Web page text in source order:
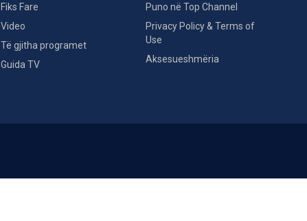
Fiks Fare
Video
Të gjitha programet
Guida TV
Puno në Top Channel
Privacy Policy & Terms of
Use
Aksesueshmëria